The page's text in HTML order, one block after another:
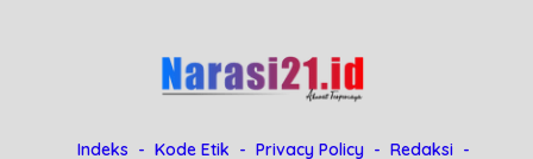
Indeks Kode Etik Privacy Policy Redaksi